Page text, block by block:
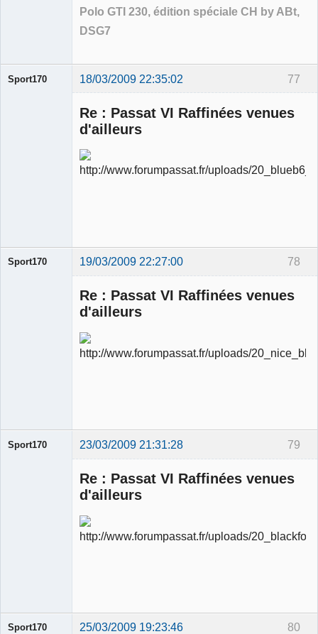
Polo GTI 230, édition spéciale CH by ABt,
DSG7
77
Sport170 18/03/2009 22:35:02
Re : Passat VI Raffinées venues
d'ailleurs
78
Sport170 19/03/2009 22:27:00
Re : Passat VI Raffinées venues
d'ailleurs
79
Sport170 23/03/2009 21:31:28
Re : Passat VI Raffinées venues
d'ailleurs
80
Sport170 25/03/2009 19:23:46